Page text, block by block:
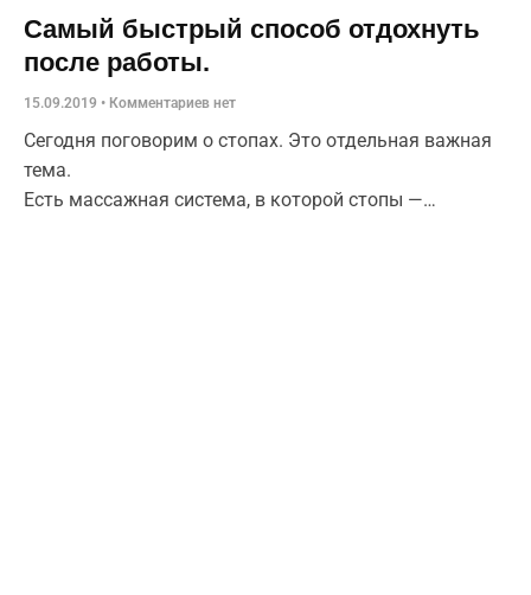
Самый быстрый способ отдохнуть
после работы.
15.09.2019 Комментариев нет
Сегодня поговорим о стопах. Это отдельная важная
тема.
Есть массажная система, в которой стопы —